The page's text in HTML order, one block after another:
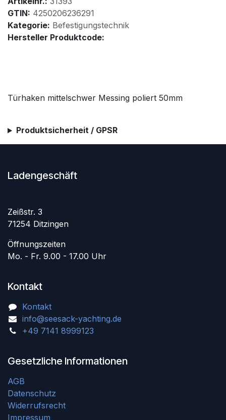
GTIN: 4250206236291
Kategorie: Befestigungstechnik
Hersteller Produktcode:
Türhaken mittelschwer Messing poliert 50mm
Produktsicherheit / GPSR
Ladengeschäft
Zeißstr. 3
71254 Ditzingen
Öffnungszeiten
Mo. - Fr. 9.00 - 17.00 Uhr
Kontakt
Kontakt
info@seesack-yachting.de
+49 7141 8999123
Gesetzliche Informationen
AGB
Datenschutz
Widerrufsrecht
Impressum